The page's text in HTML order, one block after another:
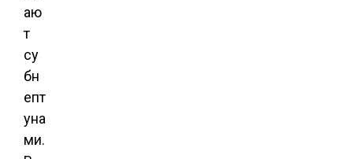
аю
т
су
бн
епт
уна
ми.